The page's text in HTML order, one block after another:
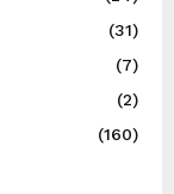
(31)
(7)
(2)
(160)